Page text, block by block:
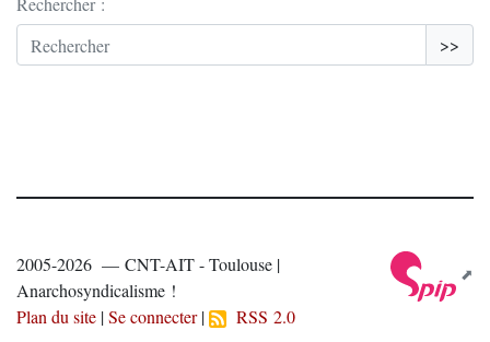
>>
2005-2026 — CNT-AIT - Toulouse |
Anarchosyndicalisme !
Plan du site |Se connecter| RSS 2.0